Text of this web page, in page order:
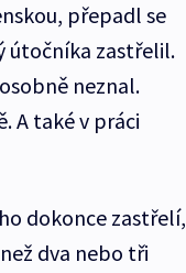
přepadl se
útočníka zastřelil.
neznal.
A také v práci
dokonce zastřelí,
dva nebo tři